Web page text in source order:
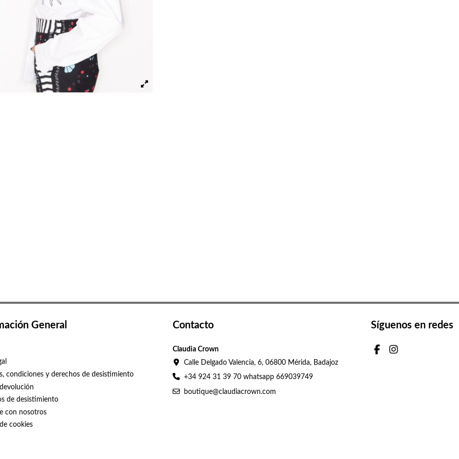
General
condiciones y derechos de desistimiento
de desistimiento
con nosotros
cookies
Contacto
Claudia Crown
Calle Delgado Valencia, 6, 06800 Mérida, Badajoz
+34 924 31 39 70 whatsapp 669039749
boutique@claudiacrown.com
Síguenos en redes